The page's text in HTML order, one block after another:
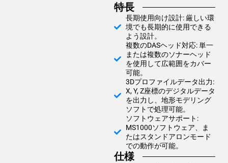
特長
長期使用向け設計: 厳しい環
境でも長期的に使用できる
よう設計。
複数のDASヘッド対応: 単一
または複数のソナーヘッド
を使用して広範囲をカバー
可能。
3Dプロファイルデータ出力:
X, Y, Z座標のデジタルデータ
を出力し、地形モデリング
ソフトで処理可能。
ソフトウェアサポート:
MS1000ソフトウェア、ま
たはスタンドアロンモード
での動作が可能。
仕様